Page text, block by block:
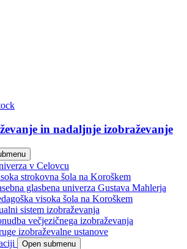
in nadaljnje izobraževanje
v Celovcu
strokovna šola na Koroškem
glasbena univerza Gustava Mahlerja
visoka šola na Koroškem
sistem izobraževanja
večjezičnega izobraževanja
izobraževalne ustanove
Open submenu